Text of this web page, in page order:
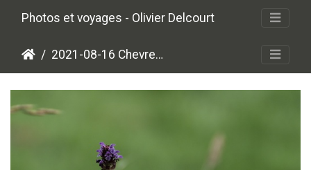
Photos et voyages - Olivier Delcourt
2021-08-16 Chevreuil